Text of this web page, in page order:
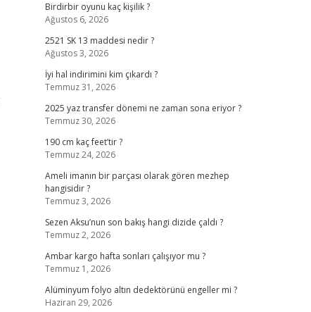
Birdirbir oyunu kaç kişilik ?
Ağustos 6, 2026
2521 SK 13 maddesi nedir ?
Ağustos 3, 2026
İyi hal indirimini kim çıkardı ?
Temmuz 31, 2026
2025 yaz transfer dönemi ne zaman sona eriyor ?
Temmuz 30, 2026
190 cm kaç feet’tir ?
Temmuz 24, 2026
Ameli imanın bir parçası olarak gören mezhep
hangisidir ?
Temmuz 3, 2026
Sezen Aksu’nun son bakış hangi dizide çaldı ?
Temmuz 2, 2026
Ambar kargo hafta sonları çalışıyor mu ?
Temmuz 1, 2026
Alüminyum folyo altın dedektörünü engeller mi ?
Haziran 29, 2026